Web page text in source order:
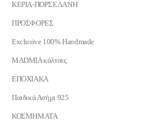
ΚΕΡΙΑ-ΠΟΡΣΕΛΑΝΗ
ΠΡΟΣΦΟΡΕΣ
Exclusive 100% Handmade
MADMIA κάλτσες
ΕΠΟΧΙΑΚΑ
Παιδικά Ασήμι 925
ΚΟΣΜΗΜΑΤΑ